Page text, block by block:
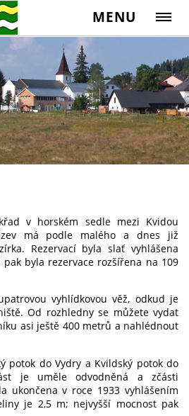
MENU
v horském sedle mezi Kvidou
má podle malého a dnes již
Rezervací byla slať vyhlášena
pak byla rezervace rozšířena na 109
vyhlídkovou věž, odkud je
Od rozhledny se můžete vydat
asi ještě 400 metrů a nahlédnout
potok do Vydry a Kvildský potok do
je uměle odvodněná a zčásti
ukončena v roce 1933 vyhlášením
je 2,5 m; nejvyšší mocnost pak